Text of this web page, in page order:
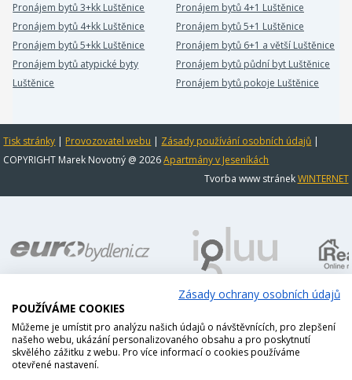
Pronájem bytů 3+kk Luštěnice
Pronájem bytů 4+1 Luštěnice
Pronájem bytů 4+kk Luštěnice
Pronájem bytů 5+1 Luštěnice
Pronájem bytů 5+kk Luštěnice
Pronájem bytů 6+1 a větší Luštěnice
Pronájem bytů atypické byty
Luštěnice
Pronájem bytů půdní byt Luštěnice
Pronájem bytů pokoje Luštěnice
Tisk stránky | Provozovatel webu | Zásady používání osobních údajů |
COPYRIGHT Marek Novotný @ 2026Apartmány v Jeseníkách
Tvorba www stránekWINTERNET
Zásady ochrany osobních údajů
POUŽÍVÁME COOKIES
Můžeme je umístit pro analýzu našich údajů o návštěvnících, pro zlepšení
našeho webu, ukázání personalizovaného obsahu a pro poskytnutí
skvělého zážitku z webu. Pro více informací o cookies používáme
otevřené nastavení.